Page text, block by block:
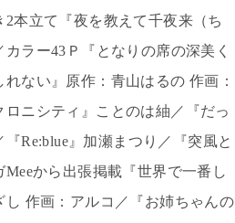
2本立て『夜を教えて千夜来（ち
カラー43 Ｐ『となりの席の深美く
ない』原作：青山はるの 作画：
ニシティ』ことのは紬／『だっ
『Re:blue』加瀬まつり／『突風と
Meeから出張掲載『世界で一番し
作画：アルコ／『お姉ちゃんの